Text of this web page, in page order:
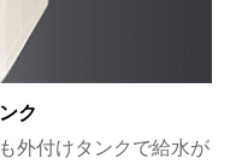
ク
外付けタンクで給水が